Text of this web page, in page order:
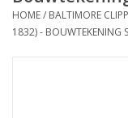
Scenery
HOME/ BALTIMORE
1832) - BOUWTEKENING